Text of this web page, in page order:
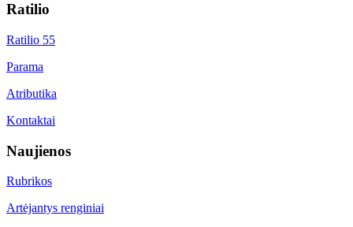
Ratilio
Ratilio 55
Parama
Atributika
Kontaktai
Naujienos
Rubrikos
Artėjantys renginiai